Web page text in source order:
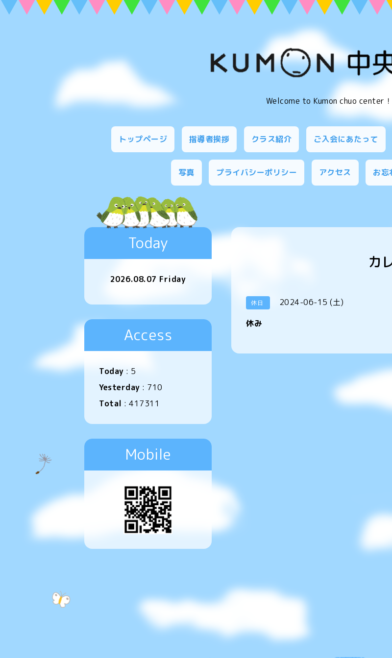
Welcome to Kumon chuo center！
トップページ 指導者挨拶 クラス紹介 ご入会にあたって
写真 プライバシーポリシー アクセス お忘
カ
休日
2024-06-15 (土)
休み
Today
2026.08.07 Friday
Access
Today : 5
Yesterday : 710
Total : 417311
Mobile